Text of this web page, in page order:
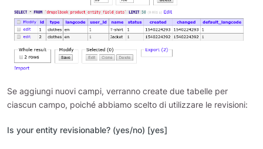
Se aggiungi nuovi campi, verranno create due tabelle per
ciascun campo, poiché abbiamo scelto di utilizzare le revisioni:
Is your entity revisionable? (yes/no) [yes]